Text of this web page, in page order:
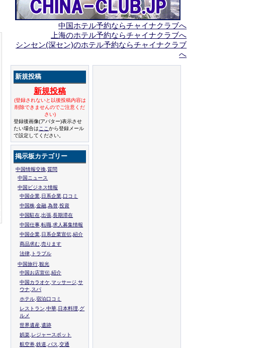
中国ホテル予約ならチャイナクラブへ
上海のホテル予約ならチャイナクラブへ
シンセン(深セン)のホテル予約ならチャイナクラブ
へ
新規投稿
新規投稿
(登録されないと以後投稿内容は
削除できませんのでご注意くだ
さい)
登録後画像(アバター)表示させ
たい場合は ここから登録メール
で設定してください。
掲示板カテゴリー
中国情報交換,質問
中国ニュース
中国ビジネス情報
中国企業,日系企業,口コミ
中国株,金融,為替,投資
中国駐在,出張,長期滞在
中国仕事,転職,求人募集情報
中国企業,日系企業宣伝,紹介
商品求む,売ります
法律,トラブル
中国旅行,観光
中国お店宣伝,紹介
中国カラオケ,マッサージ,サ
ウナ,スパ
ホテル,宿泊口コミ
レストラン,中華,日本料理,グ
ルメ
世界遺産,遺跡
娯楽,レジャースポット
航空券,鉄道,バス,交通